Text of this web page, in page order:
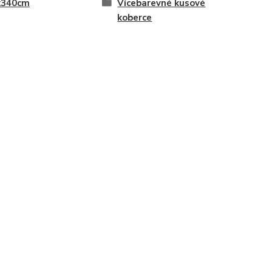
Vícebarevné kusové
koberce